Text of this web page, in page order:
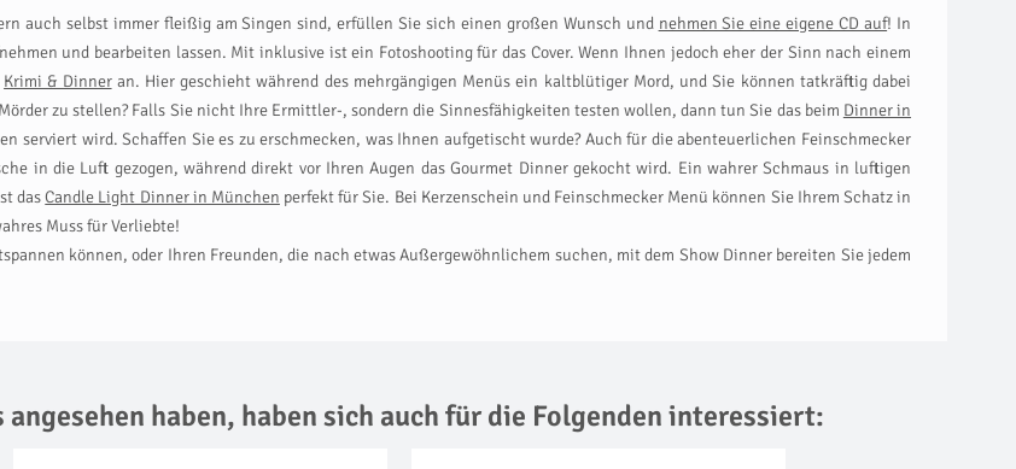
auch selbst immer fleißig am Singen sind, erfüllen Sie sich einen großen Wunsch und nehmen Sie eine eigene CD auf! In
und bearbeiten lassen. Mit inklusive ist ein Fotoshooting für das Cover. Wenn Ihnen jedoch eher der Sinn nach einem
Krimi & Dinneran. Hier geschieht während des mehrgängigen Menüs ein kaltblütiger Mord, und Sie können tatkräftig dabei
zu stellen? Falls Sie nicht Ihre Ermittler-, sondern die Sinnesfähigkeiten testen wollen, dann tun Sie das beim Dinner in
serviert wird. Schaffen Sie es zu erschmecken, was Ihnen aufgetischt wurde? Auch für die abenteuerlichen Feinschmecker
in die Luft gezogen, während direkt vor Ihren Augen das Gourmet Dinner gekocht wird. Ein wahrer Schmaus in luftigen
dasCandle Light Dinner in München perfekt für Sie. Bei Kerzenschein und Feinschmecker Menü können Sie Ihrem Schatz in
Muss für Verliebte!
können, oder Ihren Freunden, die nach etwas Außergewöhnlichem suchen, mit dem Show Dinner bereiten Sie jedem
haben, haben sich auch für die Folgenden interessiert: